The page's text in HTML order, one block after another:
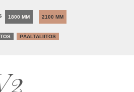
1800 MM 2100 MM
PÄÄLTÄLIITOS